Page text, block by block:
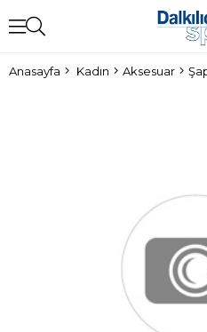
Anasayfa Kadın Aksesuar